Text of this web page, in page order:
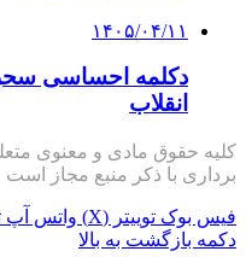
۱۴۰۵/۰۴/۱۱
دکلمه‌ احساسی
انقلاب
کلیه حقوق مادی و معنوی
برداری با ذکر منبع مجاز است
فیس بوک توییتر (X) واتس آپ
دکمه بازگشت به بالا